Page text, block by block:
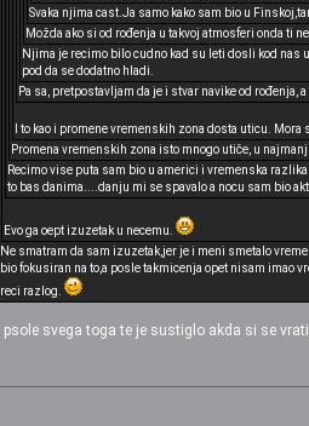
Svaka njima cast.Ja samo kako sam bio u
Možda ako si od rođenja u takvoj atmosferi onda ti
Njima je recimo bilo cudno kad su leti dosli kod
pod da se dodatno hladi.
Pa sa, pretpostavljam da je i stvar navike od rođenja,
I to kao i promene vremenskih zona dosta uticu. Mora
Promena vremenskih zona isto mnogo utiče, u
Recimo vise puta sam bio u americi i vremenska
to bas danima....danju mi se spavalo a nocu sam bio
Evo ga oept izuzetak u necemu.
Ne smatram da sam izuzetak,jer je i meni smetalo
bio fokusiran na to,a posle takmicenja opet nisam imao
reci razlog.
I psole svega toga te je sustiglo akda si se